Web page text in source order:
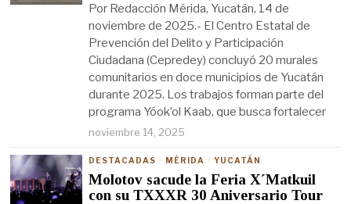
Por Redacción Mérida, Yucatán, 14 de
noviembre de 2025.- El Centro Estatal de
Prevención del Delito y Participación
Ciudadana (Cepredey) concluyó 20 murales
comunitarios en doce municipios de Yucatán
durante 2025. Los trabajos forman parte del
programa Yóok’ol Kaab, que busca fortalecer
noviembre 14, 2025
DESTACADAS · MÉRIDA · YUCATÁN
Molotov sacude la Feria X´Matkuil
con su TXXXR 30 Aniversario Tour